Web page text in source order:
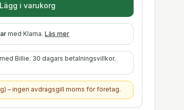
i varukorg
med Klarna. Läs mer
med Billie. 30 dagars betalningsvillkor.
– ingen avdragsgill moms för företag.